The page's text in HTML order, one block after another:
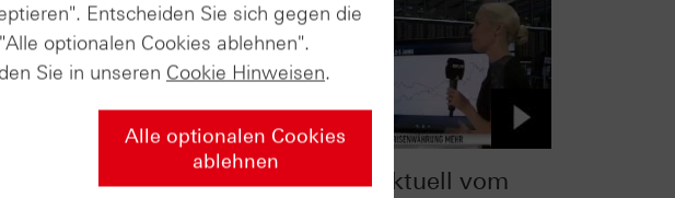
Aktuell vom
Zertifikate Aktuell vom
Entscheiden Sie sich gegen die
optionalen Cookies ablehnen".
Sie in unseren Cookie Hinweisen.
Alle optionalen Cookies
ablehnen